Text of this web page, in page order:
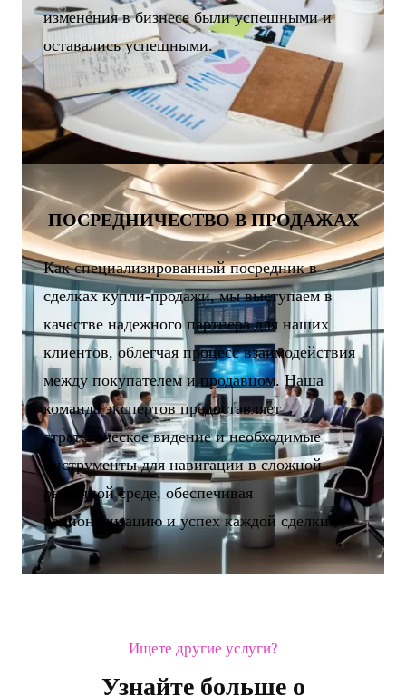
изменения в бизнесе были успешными и
оставались успешными.
ПОСРЕДНИЧЕСТВО В ПРОДАЖАХ
Как специализированный посредник в
сделках купли-продажи, мы выступаем в
качестве надежного партнера для наших
клиентов, облегчая процесс взаимодействия
между покупателем и продавцом. Наша
команда экспертов предоставляет
стратегическое видение и необходимые
инструменты для навигации в сложной
рыночной среде, обеспечивая
рационализацию и успех каждой сделки.
Ищете другие услуги?
Узнайте больше о